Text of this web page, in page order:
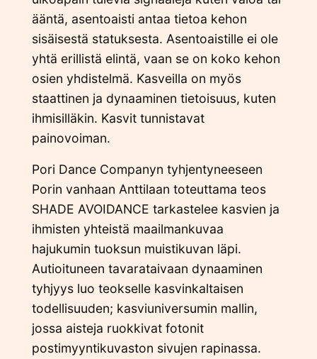
ääntä, asentoaisti antaa tietoa kehon
sisäisestä statuksesta. Asentoaistille ei ole
yhtä erillistä elintä, vaan se on koko kehon
osien yhdistelmä. Kasveilla on myös
staattinen ja dynaaminen tietoisuus, kuten
ihmisilläkin. Kasvit tunnistavat
painovoiman.
Pori Dance Companyn tyhjentyneeseen
Porin vanhaan Anttilaan toteuttama teos
SHADE AVOIDANCE tarkastelee kasvien ja
ihmisten yhteistä maailmankuvaa
hajukumin tuoksun muistikuvan läpi.
Autioituneen tavarataivaan dynaaminen
tyhjyys luo teokselle kasvinkaltaisen
todellisuuden; kasviuniversumin mallin,
jossa aisteja ruokkivat fotonit
postimyyntikuvaston sivujen rapinassa.